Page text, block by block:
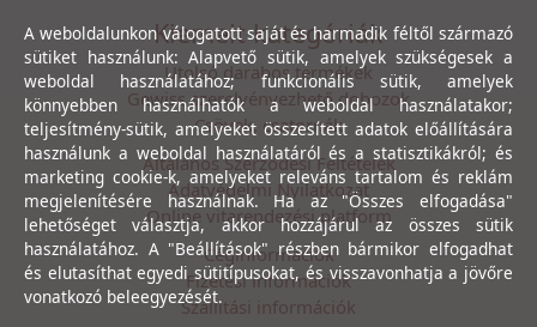
Kiemelt kategóriák
Utolsó darabos termékek
Gewiss szerelvényezhető dobozok
Csövek, csatornák
Általános Szerződési Feltételek
Adatvédelmi Nyilatkozat
Online vitarendezési platform
Céginformációk
Fizetési információk
Szállítási információk
A weboldalunkon válogatott saját és harmadik féltől származó
sütiket használunk: Alapvető sütik, amelyek szükségesek a
weboldal használatához; funkcionális sütik, amelyek
könnyebben használhatók a weboldal használatakor;
teljesítmény-sütik, amelyeket összesített adatok előállítására
használunk a weboldal használatáról és a statisztikákról; és
marketing cookie-k, amelyeket releváns tartalom és reklám
megjelenítésére használnak. Ha az "Összes elfogadása"
lehetőséget választja, akkor hozzájárul az összes sütik
használatához. A "Beállítások" részben bármikor elfogadhat
és elutasíthat egyedi sütitípusokat, és visszavonhatja a jövőre
vonatkozó beleegyezését.